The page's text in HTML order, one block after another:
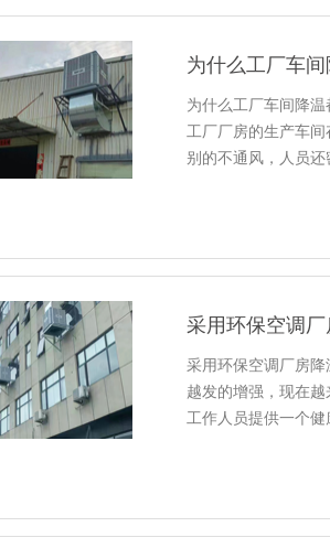
为什么工厂车
为什么工厂车间降
工厂厂房的生产车
别的不通风，人员
采用环保空调
采用环保空调厂房
越发的增强，现在
工作人员提供一个